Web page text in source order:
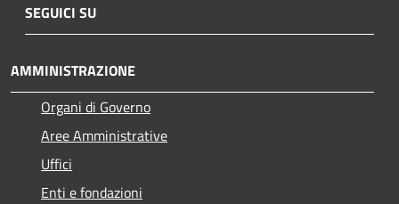
SEGUICI SU
AMMINISTRAZIONE
Organi di Governo
Aree Amministrative
Uffici
Enti e fondazioni